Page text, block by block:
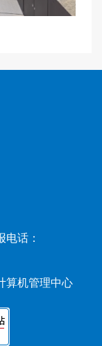
话：
算机管理中心